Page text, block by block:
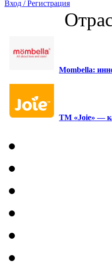
Вход / Регистрация
Mombella:
ТМ «Joie» —